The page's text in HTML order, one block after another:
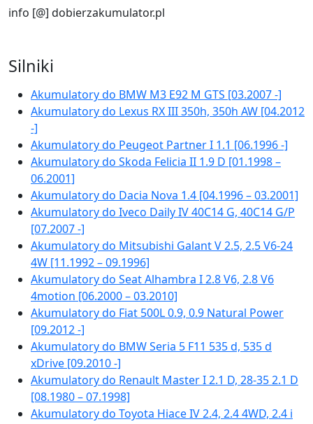
info [@] dobierzakumulator.pl
Silniki
Akumulatory do BMW M3 E92 M GTS [03.2007 -]
Akumulatory do Lexus RX III 350h, 350h AW [04.2012
-]
Akumulatory do Peugeot Partner I 1.1 [06.1996 -]
Akumulatory do Skoda Felicia II 1.9 D [01.1998 –
06.2001]
Akumulatory do Dacia Nova 1.4 [04.1996 – 03.2001]
Akumulatory do Iveco Daily IV 40C14 G, 40C14 G/P
[07.2007 -]
Akumulatory do Mitsubishi Galant V 2.5, 2.5 V6-24
4W [11.1992 – 09.1996]
Akumulatory do Seat Alhambra I 2.8 V6, 2.8 V6
4motion [06.2000 – 03.2010]
Akumulatory do Fiat 500L 0.9, 0.9 Natural Power
[09.2012 -]
Akumulatory do BMW Seria 5 F11 535 d, 535 d
xDrive [09.2010 -]
Akumulatory do Renault Master I 2.1 D, 28-35 2.1 D
[08.1980 – 07.1998]
Akumulatory do Toyota Hiace IV 2.4, 2.4 4WD, 2.4 i